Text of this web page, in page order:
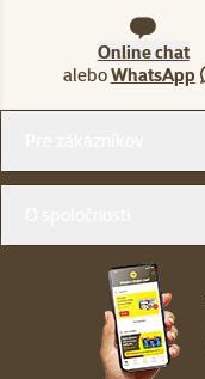
Online chat
aleboWhatsApp